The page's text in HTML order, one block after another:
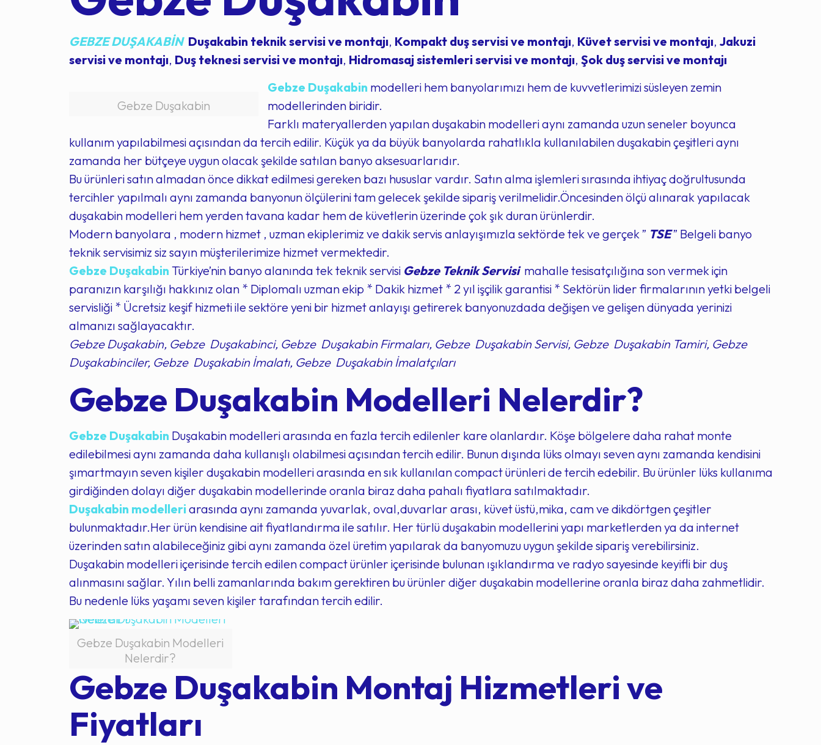
GEBZE DUŞAKABİN Duşakabin teknik servisi ve montajı, Kompakt duş servisi ve montajı, Küvet servisi ve montajı, Jakuzi
servisi ve montajı, Duş teknesi servisi ve montajı, Hidromasaj sistemleri servisi ve montajı, Şok duş servisi ve montajı
Gebze Duşakabin
Gebze Duşakabin modelleri hem banyolarımızı hem de kuvvetlerimizi süsleyen zemin
modellerinden biridir.
Farklı materyallerden yapılan duşakabin modelleri aynı zamanda uzun seneler boyunca
kullanım yapılabilmesi açısından da tercih edilir. Küçük ya da büyük banyolarda rahatlıkla kullanılabilen duşakabin çeşitleri aynı
zamanda her bütçeye uygun olacak şekilde satılan banyo aksesuarlarıdır.
Bu ürünleri satın almadan önce dikkat edilmesi gereken bazı hususlar vardır. Satın alma işlemleri sırasında ihtiyaç doğrultusunda
tercihler yapılmalı aynı zamanda banyonun ölçülerini tam gelecek şekilde sipariş verilmelidir.Öncesinden ölçü alınarak yapılacak
duşakabin modelleri hem yerden tavana kadar hem de küvetlerin üzerinde çok şık duran ürünlerdir.
Modern banyolara , modern hizmet , uzman ekiplerimiz ve dakik servis anlayışımızla sektörde tek ve gerçek ” TSE” Belgeli banyo
teknik servisimiz siz sayın müşterilerimize hizmet vermektedir.
Gebze Duşakabin Türkiye’nin banyo alanında tek teknik servisi Gebze Teknik Servisimahalle tesisatçılığına son vermek için
paranızın karşılığı hakkınız olan * Diplomalı uzman ekip * Dakik hizmet * 2 yıl işçilik garantisi * Sektörün lider firmalarının yetki belgeli
servisliği * Ücretsiz keşif hizmeti ile sektöre yeni bir hizmet anlayışı getirerek banyonuzdada değişen ve gelişen dünyada yerinizi
almanızı sağlayacaktır.
Gebze Duşakabin, Gebze Duşakabinci, Gebze Duşakabin Firmaları, Gebze Duşakabin Servisi, Gebze Duşakabin Tamiri, Gebze
Duşakabinciler, Gebze Duşakabin İmalatı, Gebze Duşakabin İmalatçıları
Gebze Duşakabin Modelleri Nelerdir?
Gebze Duşakabin Duşakabin modelleri arasında en fazla tercih edilenler kare olanlardır. Köşe bölgelere daha rahat monte
edilebilmesi aynı zamanda daha kullanışlı olabilmesi açısından tercih edilir. Bunun dışında lüks olmayı seven aynı zamanda kendisini
şımartmayın seven kişiler duşakabin modelleri arasında en sık kullanılan compact ürünleri de tercih edebilir. Bu ürünler lüks kullanıma
girdiğinden dolayı diğer duşakabin modellerinde oranla biraz daha pahalı fiyatlara satılmaktadır.
Duşakabin modelleri arasında aynı zamanda yuvarlak, oval,duvarlar arası, küvet üstü,mika, cam ve dikdörtgen çeşitler
bulunmaktadır.Her ürün kendisine ait fiyatlandırma ile satılır. Her türlü duşakabin modellerini yapı marketlerden ya da internet
üzerinden satın alabileceğiniz gibi aynı zamanda özel üretim yapılarak da banyomuzu uygun şekilde sipariş verebilirsiniz.
Duşakabin modelleri içerisinde tercih edilen compact ürünler içerisinde bulunan ışıklandırma ve radyo sayesinde keyifli bir duş
alınmasını sağlar. Yılın belli zamanlarında bakım gerektiren bu ürünler diğer duşakabin modellerine oranla biraz daha zahmetlidir.
Bu nedenle lüks yaşamı seven kişiler tarafından tercih edilir.
Gebze Duşakabin Modelleri
Nelerdir?
Gebze Duşakabin Montaj Hizmetleri ve
Fiyatları